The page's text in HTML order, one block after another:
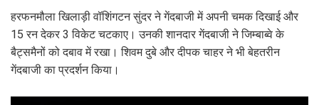
हरफनमौला खिलाड़ी वॉशिंगटन सुंदर ने गेंदबाजी में अपनी चमक दिखाई और
15 रन देकर 3 विकेट चटकाए। उनकी शानदार गेंदबाजी ने जिम्बाब्वे के
बैट्समैनों को दबाव में रखा। शिवम दुबे और दीपक चाहर ने भी बेहतरीन
गेंदबाजी का प्रदर्शन किया।